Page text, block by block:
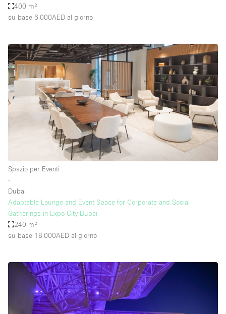
400 m²
su base 6.000AED al giorno
Spazio per Eventi
∙
Dubai
Adaptable Lounge and Event Space for Corporate and Social
Gatherings in Expo City Dubai
240 m²
su base 18.000AED al giorno